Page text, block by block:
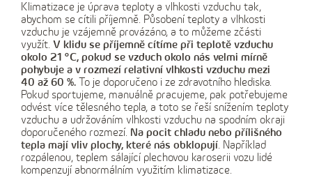
Klimatizace je úprava teploty a vlhkosti vzduchu tak,
abychom se cítili příjemně. Působení teploty a vlhkosti
vzduchu je vzájemně provázáno, a to můžeme zčásti
využít. V klidu se příjemně cítíme při teplotě vzduchu
okolo 21 °C, pokud se vzduch okolo nás velmi mírně
pohybuje a v rozmezí relativní vlhkosti vzduchu mezi
40 až 60 %. To je doporučeno i ze zdravotního hlediska.
Pokud sportujeme, manuálně pracujeme, pak potřebujeme
odvést více tělesného tepla, a toto se řeší snížením teploty
vzduchu a udržováním vlhkosti vzduchu na spodním okraji
doporučeného rozmezí. Na pocit chladu nebo přílišného
tepla mají vliv plochy, které nás obklopují. Například
rozpálenou, teplem sálající plechovou karoserii vozu lidé
kompenzují abnormálním využitím klimatizace.